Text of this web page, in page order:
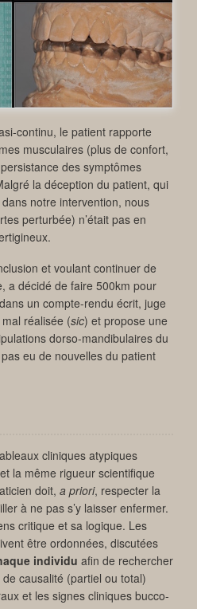
continu, le patient rapporte
musculaires (plus de confort,
des symptômes
la déception du patient, qui
notre intervention, nous
perturbée) n’était pas en
et voulant continuer de
a décidé de faire 500km pour
un compte-rendu écrit, juge
réalisée (sic) et propose une
dorso-mandibulaires du
eu de nouvelles du patient
cliniques atypiques
la même rigueur scientifique
doit, a priori, respecter la
à ne pas s’y laisser enfermer.
critique et sa logique. Les
être ordonnées, discutées
individu afin de rechercher
causalité (partiel ou total)
et les signes cliniques bucco-